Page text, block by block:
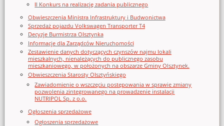
II Konkurs na realizację zadania publicznego
Obwieszczenia Ministra Infrastruktury i Budwonictwa
Sprzedaż pojazdu Volkswagen Transporter T4
Decyzje Burmistrza Olsztynka
Informacje dla Zarządców Nieruchomości
Zestawienie danych dotyczących czynszów najmu lokali
mieszkalnych, nienależących do publicznego zasobu
mieszkaniowego, w położonych na obszarze Gminy Olsztynek.
Obwieszczenia Starosty Olsztyńskiego
Zawiadomienie o wszczęciu postępowania w sprawie zmiany
pozwolenia zintegrowanego na prowadzenie instalacji
NUTRIPOL Sp. z o.o.
Ogłoszenia sprzedażowe
Ogłoszenia sprzedażowe